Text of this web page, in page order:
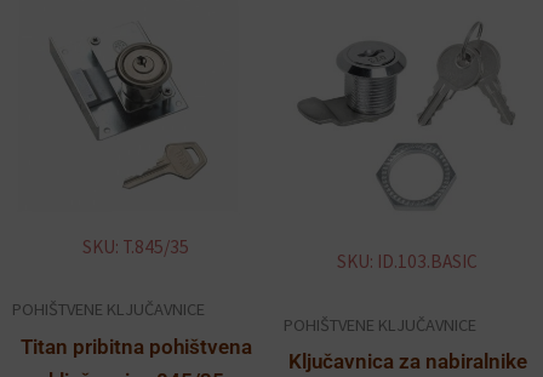
SKU: T.845/35
POHIŠTVENE KLJUČAVNICE
Titan pribitna pohištvena
SKU: ID.103.BASIC
POHIŠTVENE KLJUČAVNICE
Ključavnica za nabiralnike